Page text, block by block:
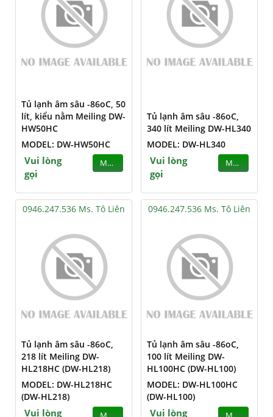
Tủ lạnh âm sâu -86oC, 50
lít, kiểu nằm Meiling DW-
HW50HC
MODEL: DW-HW50HC
Vui lòng
gọi
MUA
Tủ lạnh âm sâu -86oC,
340 lít Meiling DW-HL340
MODEL: DW-HL340
Vui lòng
gọi
MUA
0946.247.536 Ms. Tô Liên
Tủ lạnh âm sâu -86oC,
218 lít Meiling DW-
HL218HC (DW-HL218)
MODEL: DW-HL218HC
(DW-HL218)
Vui lòng
0946.247.536 Ms. Tô Liên
Tủ lạnh âm sâu -86oC,
100 lít Meiling DW-
HL100HC (DW-HL100)
MODEL: DW-HL100HC
(DW-HL100)
Vui lòng